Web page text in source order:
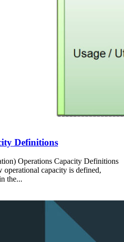
Definitions
Operations Capacity Definitions
operational capacity is defined,
the...